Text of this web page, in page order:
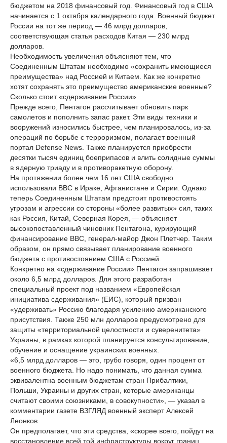
бюджетом на 2018 финансовый год. Финансовый год в США
начинается с 1 октября календарного года. Военный бюджет
России на тот же период — 46 млрд долларов,
соответствующая статья расходов Китая — 230 млрд
долларов.
Необходимость увеличения объясняют тем, что
Соединенным Штатам необходимо «сохранить имеющиеся
преимущества» над Россией и Китаем. Как же конкретно
хотят сохранять это преимущество американские военные?
Сколько стоит «сдерживание России»
Прежде всего, Пентагон рассчитывает обновить парк
самолетов и пополнить запас ракет. Эти виды техники и
вооружений износились быстрее, чем планировалось, из-за
операций по борьбе с терроризмом, полагает военный
портал Defense News. Также планируется приобрести
десятки тысяч единиц боеприпасов и влить солидные суммы
в ядерную триаду и в противоракетную оборону.
На протяжении более чем 16 лет США свободно
использовали ВВС в Ираке, Афганистане и Сирии. Однако
теперь Соединенным Штатам предстоит противостоять
угрозам и агрессии со стороны «более развитых» сил, таких
как Россия, Китай, Северная Корея, — объясняет
высокопоставленный чиновник Пентагона, курирующий
финансирование ВВС, генерал-майор Джон Плетчер. Таким
образом, он прямо связывает планирование военного
бюджета с противостоянием США с Россией.
Конкретно на «сдерживание России» Пентагон запрашивает
около 6,5 млрд долларов. Для этого разработан
специальный проект под названием «Европейская
инициатива сдерживания» (ЕИС), который призван
«удерживать» Россию благодаря усилению американского
присутствия. Также 250 млн долларов предусмотрено для
защиты «территориальной целостности и суверенитета»
Украины, в рамках которой планируется консультирование,
обучение и оснащение украинских военных.
«6,5 млрд долларов — это, грубо говоря, один процент от
военного бюджета. Но надо понимать, что данная сумма
эквивалентна военным бюджетам стран Прибалтики,
Польши, Украины и других стран, которые американцы
считают своими союзниками, в совокупности», — указал в
комментарии газете ВЗГЛЯД военный эксперт Алексей
Леонков.
Он предполагает, что эти средства, «скорее всего, пойдут на
восстановление всей той инфраструктуры вокруг границ